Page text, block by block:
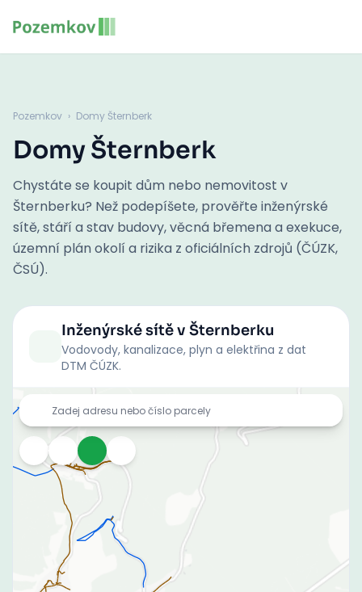
Pozemkov › Domy Šternberk
Domy Šternberk
Chystáte se koupit dům nebo nemovitost v
Šternberku? Než podepíšete, prověřte inženýrské
sítě, stáří a stav budovy, věcná břemena a exekuce,
územní plán okolí a rizika z oficiálních zdrojů (ČÚZK,
ČSÚ).
Inženýrské sítěv Šternberku
Vodovody, kanalizace, plyn a elektřina z dat
DTM ČÚZK.